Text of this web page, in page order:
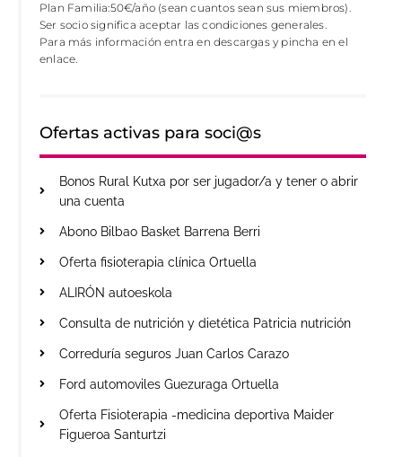
Plan Familia:50€/año (sean cuantos sean sus miembros).
Ser socio significa aceptar las condiciones generales.
Para más información entra en descargas y pincha en el
enlace.
Ofertas activas para soci@s
Bonos Rural Kutxa por ser jugador/a y tener o abrir
una cuenta
Abono Bilbao Basket Barrena Berri
Oferta fisioterapia clínica Ortuella
ALIRÓN autoeskola
Consulta de nutrición y dietética Patricia nutrición
Correduría seguros Juan Carlos Carazo
Ford automoviles Guezuraga Ortuella
Oferta Fisioterapia -medicina deportiva Maider
Figueroa Santurtzi